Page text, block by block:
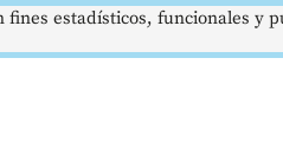
estadísticos, funcionales y